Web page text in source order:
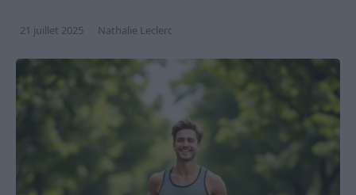
21 juillet 2025 Nathalie Leclerc